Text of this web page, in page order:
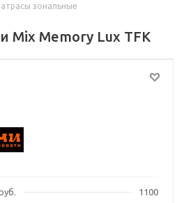
зональные
Mix Memory Lux TFK
1100